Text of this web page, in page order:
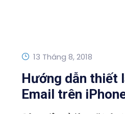
13 Tháng 8, 2018
Hướng dẫn thiết
Email trên